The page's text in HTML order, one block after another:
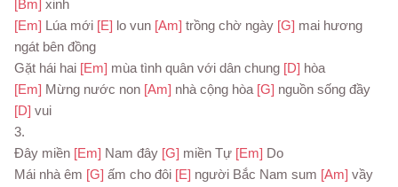
[Bm] xinh
[Em] Lúa mới [E] lo vun [Am] trồng chờ ngày [G] mai hương
ngát bên đồng
Gặt hái hai [Em] mùa tình quân với dân chung [D] hòa
[Em] Mừng nước non [Am] nhà cộng hòa [G]
[D] vui
3.
Đây miền [Em] Nam đây [G] miền Tự [Em] Do
Mái nhà êm [G] ấm cho đôi [E] người Bắc Nam sum [Am]